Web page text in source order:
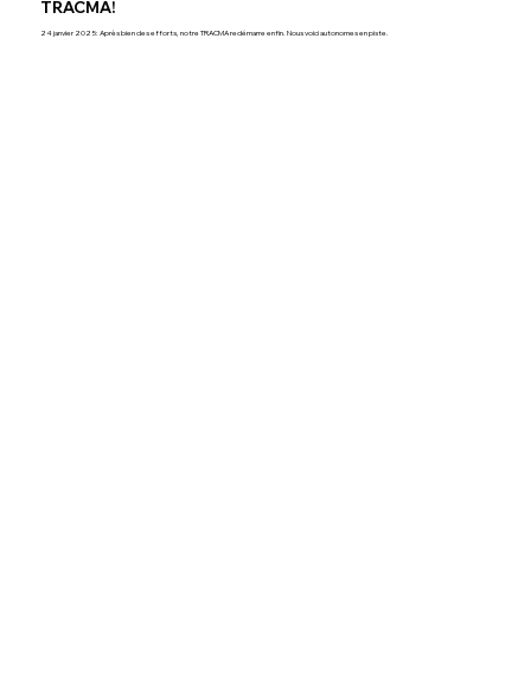
TRACMA!
24 janvier 2025: Après bien des efforts, notre TRACMA redémarre enfin. Nous voici autonomes en piste.